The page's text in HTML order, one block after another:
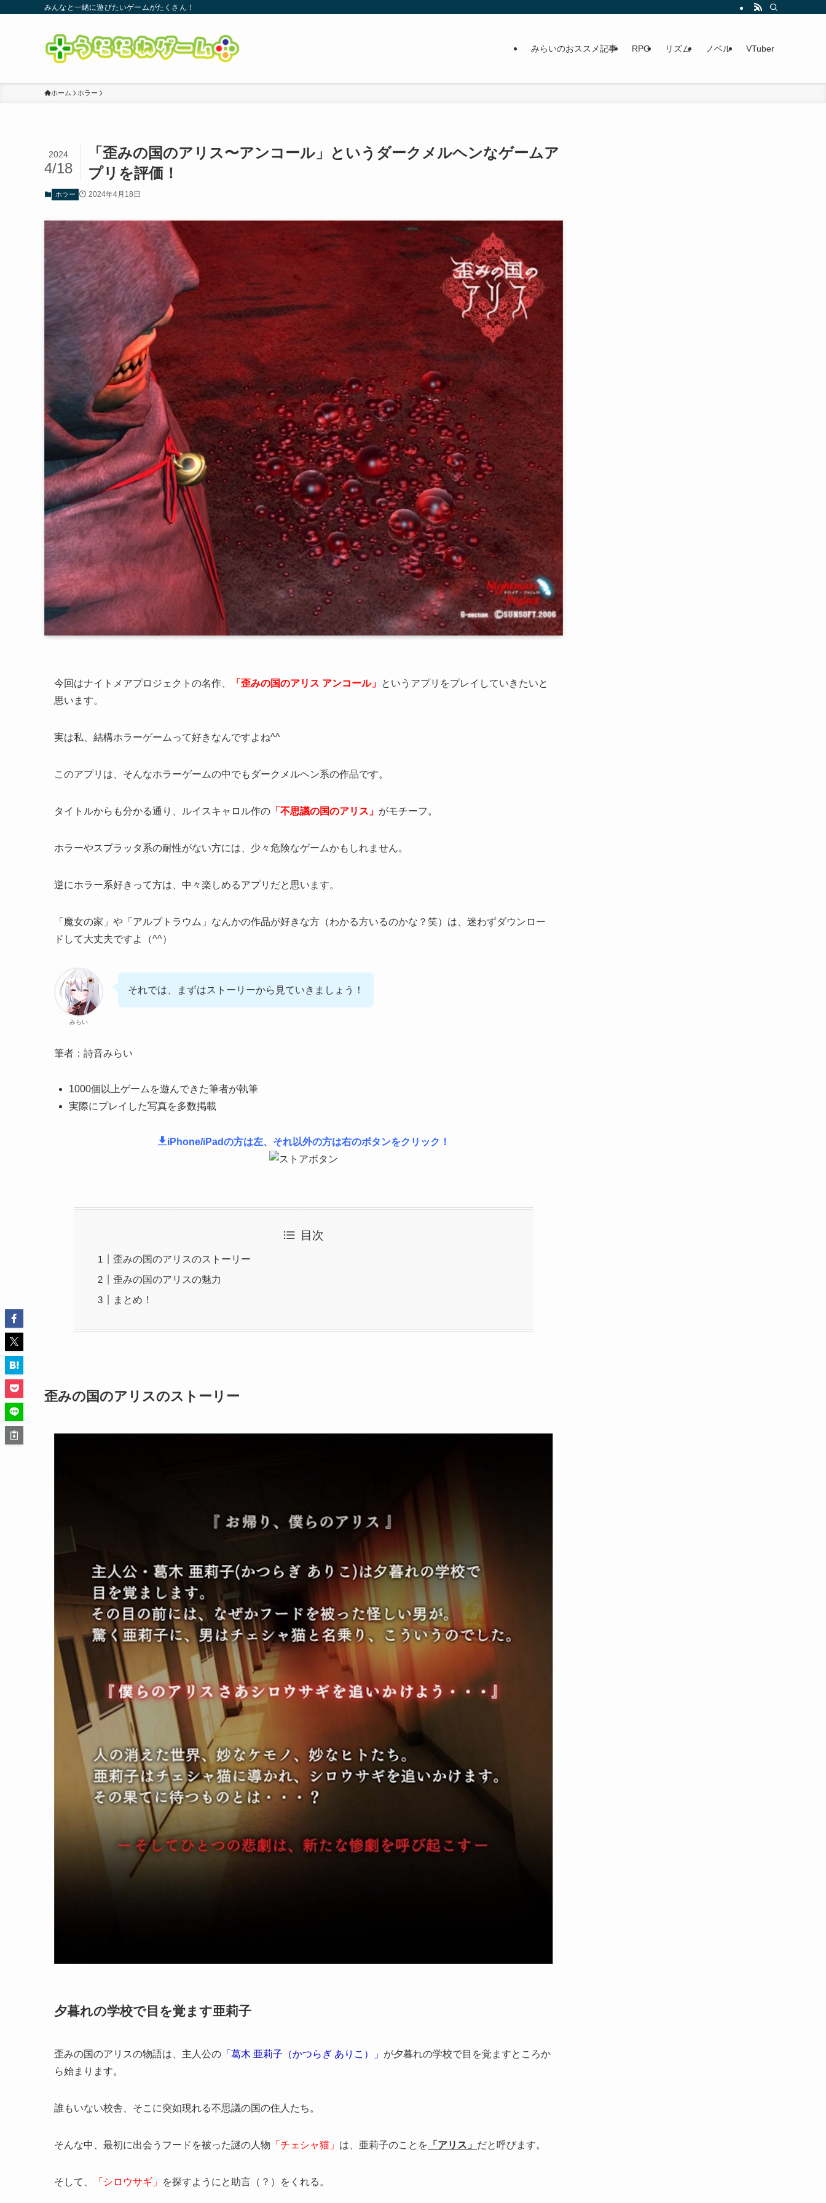
みんなと一緒に遊びたいゲームがたくさん！
みらいのおススメ記事 RPG リズム ノベル VTuber
ホーム ホラー
「歪みの国のアリス〜アンコール」というダークメルヘンなゲームア
プリを評価！
2024
4/18
ホラー 2024年4月18日
今回はナイトメアプロジェクトの名作、 「歪みの国のアリス アンコール」 というアプリをプレイしていきたいと
思います。
実は私、結構ホラーゲームって好きなんですよね^^
このアプリは、そんなホラーゲームの中でもダークメルヘン系の作品です。
タイトルからも分かる通り、ルイスキャロル作の 「不思議の国のアリス」 がモチーフ。
ホラーやスプラッタ系の耐性がない方には、少々危険なゲームかも しれません。
逆にホラー系好きって方は、中々楽しめるアプリだと思います。
「魔女の家」や「アルプトラウム」なんかの作品が好きな方（わかる方いるのかな？笑）は、迷わずダウンロー
ドして大丈夫ですよ（^^）
みらい
それでは、まずはストーリーから見ていきましょう！
筆者：詩音みらい
1000個以上ゲームを遊んできた筆者が執筆
実際にプレイした写真を多数掲載
iPhone/iPadの方は左、それ以外の方は右のボタンをクリック！
目次
歪みの国のアリスのストーリー
歪みの国のアリスの魅力
まとめ！
歪みの国のアリスのストーリー
夕暮れの学校で目を覚ます亜莉子
歪みの国のアリスの物語は、主人公の 「葛木 亜莉子（かつらぎ ありこ）」 が夕暮れの学校で目を覚ますところか
ら始まります。
誰もいない校舎、そこに突如現れる不思議の国の住人たち。
そんな中、最初に出会うフードを被った謎の人物 「チェシャ猫」 は、亜莉子のことを 「アリス」 だと呼びます。
そして、 「シロウサギ」 を探すようにと助言（？）をくれる。